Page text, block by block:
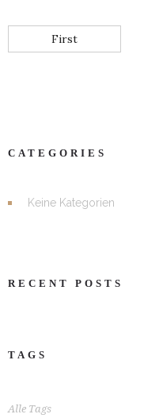
First
CATEGORIES
Keine Kategorien
RECENT POSTS
TAGS
Alle Tags